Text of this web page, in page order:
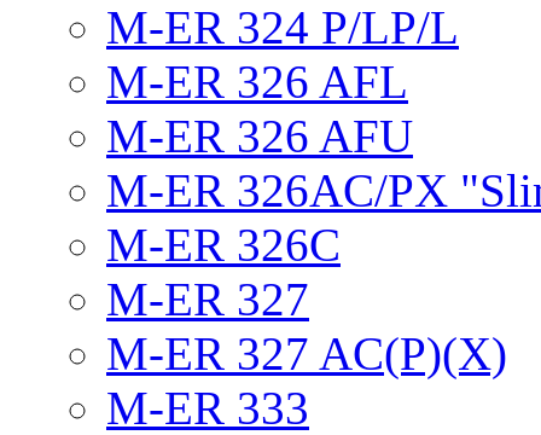
M-ER 324 P/LP/L
M-ER 326 AFL
M-ER 326 AFU
M-ER 326AC/PX
M-ER 326C
M-ER 327
M-ER 327 AC(P)(X)
M-ER 333